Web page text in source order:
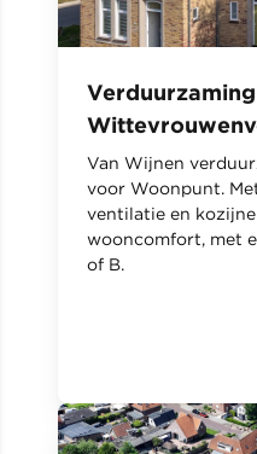
Van Wijnen
voor Woonpunt.
ventilatie en
wooncomfort, met
of B.